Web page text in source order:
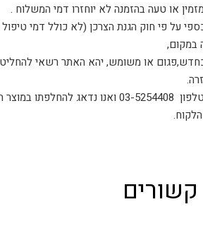
או טעה בהזמנה לא יוחזרו דמי המשלוח .
על פי חוק הגנת הצרכן (לא כולל דמי
במקום,
או משומש, יהא האתר רשאי
במקרה בו המוצר אותו קיבלת לא היה תקין בעת קבלתו, אנא צלצל לטלפון